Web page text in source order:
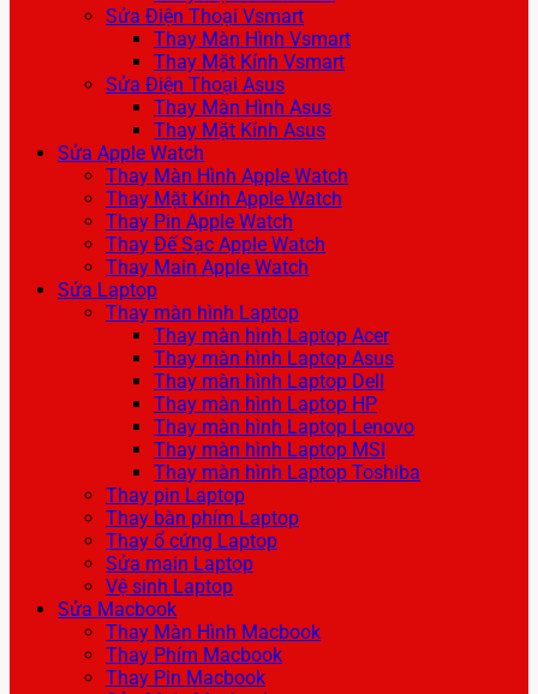
Sửa Điện Thoại Vsmart
Thay Màn Hình Vsmart
Thay Mặt Kính Vsmart
Sửa Điện Thoại Asus
Thay Màn Hình Asus
Thay Mặt Kính Asus
Sửa Apple Watch
Thay Màn Hình Apple Watch
Thay Mặt Kính Apple Watch
Thay Pin Apple Watch
Thay Đế Sạc Apple Watch
Thay Main Apple Watch
Sửa Laptop
Thay màn hình Laptop
Thay màn hình Laptop Acer
Thay màn hình Laptop Asus
Thay màn hình Laptop Dell
Thay màn hình Laptop HP
Thay màn hình Laptop Lenovo
Thay màn hình Laptop MSI
Thay màn hình Laptop Toshiba
Thay pin Laptop
Thay bàn phím Laptop
Thay ổ cứng Laptop
Sửa main Laptop
Vệ sinh Laptop
Sửa Macbook
Thay Màn Hình Macbook
Thay Phím Macbook
Thay Pin Macbook